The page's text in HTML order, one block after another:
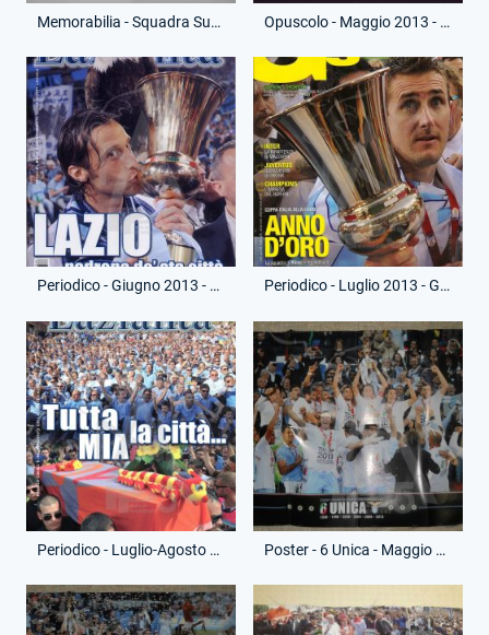
Memorabilia - Squadra Subbuteo - Finale Coppa Italia 2013 Opuscolo - Maggio 2013 - 6 Unica - Vittoria Coppa Italia
Periodico - Giugno 2013 - Lazialità - Vittoria Coppa Italia Periodico - Luglio 2013 - Guerin Sportivo - Vittoria Coppa Italia
Periodico - Luglio-Agosto 2013 - Lazialità - Festa Vittoria Coppa Italia Poster - 6 Unica - Maggio 2013 - Vittoria Coppa Italia